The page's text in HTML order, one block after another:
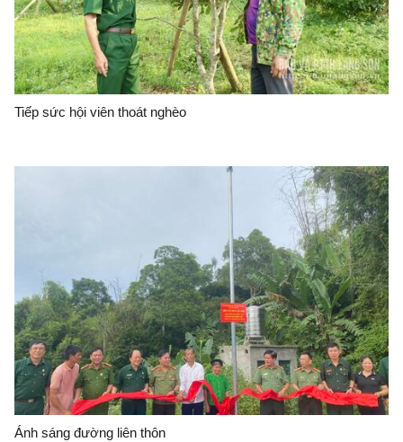
Tiếp sức hội viên thoát nghèo
Ánh sáng đường liên thôn